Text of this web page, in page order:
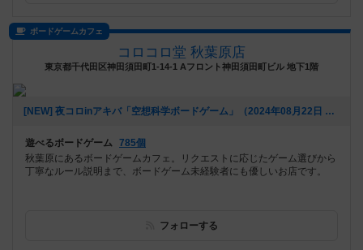
ボードゲームカフェ
コロコロ堂 秋葉原店
東京都千代田区神田須田町1-14-1 Aフロント神田須田町ビル 地下1階
[NEW] 夜コロinアキバ「空想科学ボードゲーム」（2024年08月22日 18時03分）
遊べるボードゲーム 785個
秋葉原にあるボードゲームカフェ。リクエストに応じたゲーム選びから
丁寧なルール説明まで、ボードゲーム未経験者にも優しいお店です。
フォローする